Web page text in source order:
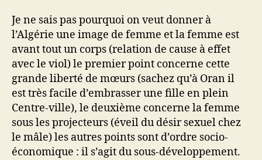
Je ne sais pas pourquoi on veut donner à
l’Algérie une image de femme et la femme est
avant tout un corps (relation de cause à effet
avec le viol) le premier point concerne cette
grande liberté de mœurs (sachez qu’à Oran il
est très facile d’embrasser une fille en plein
Centre-ville), le deuxième concerne la femme
sous les projecteurs (éveil du désir sexuel chez
le mâle) les autres points sont d’ordre socio-
économique : il s’agit du sous-développement.